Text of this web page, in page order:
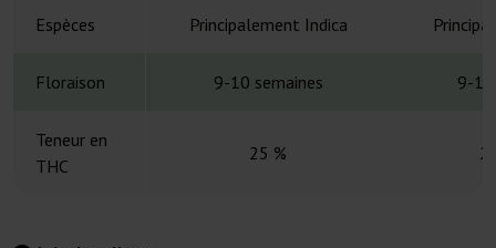
Espèces Principalement Indica
Floraison 9-10 semaines 9-10
Teneur en
THC
25 %